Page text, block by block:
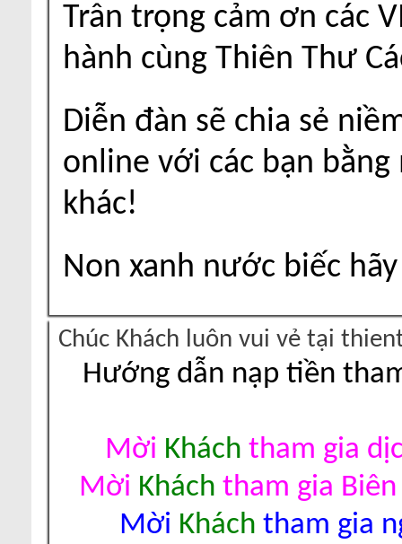
Trân trọng cảm ơn các
hành cùng Thiên Thư
Diễn đàn sẽ chia sẻ
online với các bạn
khác!
Non xanh nước biếc
Chúc Khách luôn vui vẻ tại
Hướng dẫn nạp tiền
Mời Khách tham gia
Mời Khách tham gia
Mời Khách tham gia